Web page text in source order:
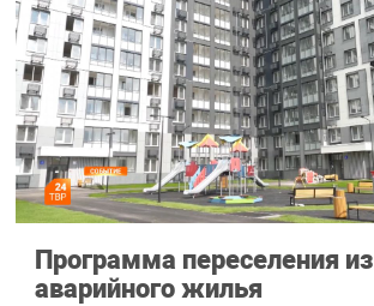
Программа переселения из
аварийного жилья